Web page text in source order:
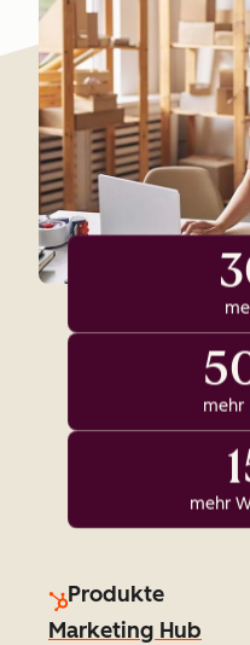
mehr
mehr
Produkte
Marketing Hub